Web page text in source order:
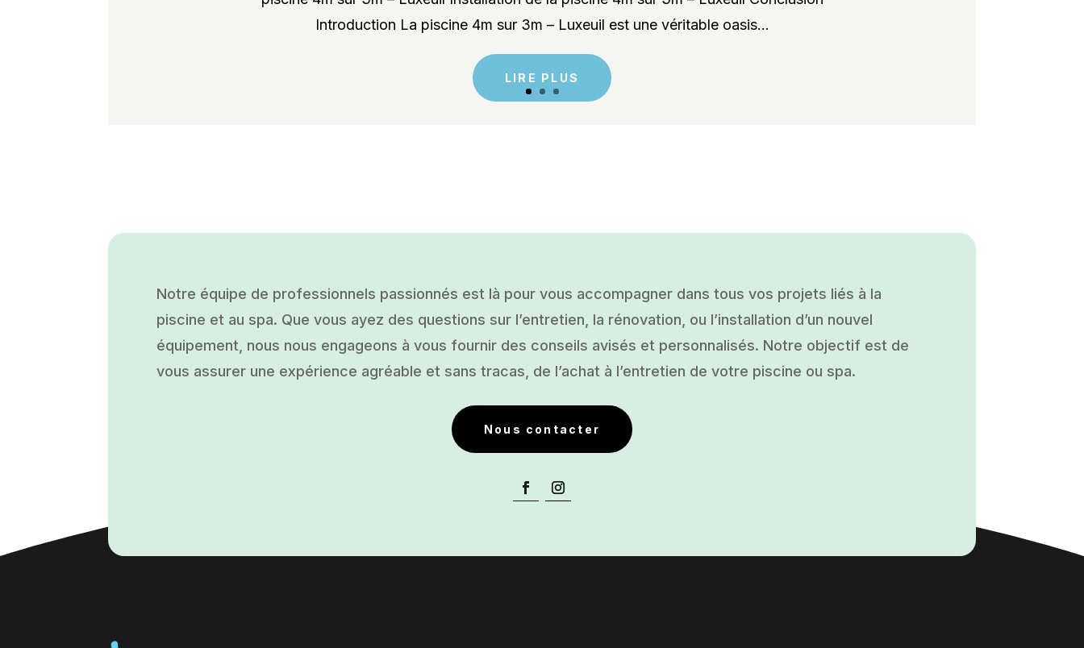
Introduction La piscine 4m sur 3m – Luxeuil est une véritable oasis...
LIRE PLUS
Notre équipe de professionnels passionnés est là pour vous accompagner dans tous vos projets liés à la
piscine et au spa. Que vous ayez des questions sur l’entretien, la rénovation, ou l’installation d’un nouvel
équipement, nous nous engageons à vous fournir des conseils avisés et personnalisés. Notre objectif est de
vous assurer une expérience agréable et sans tracas, de l’achat à l’entretien de votre piscine ou spa.
Nous contacter